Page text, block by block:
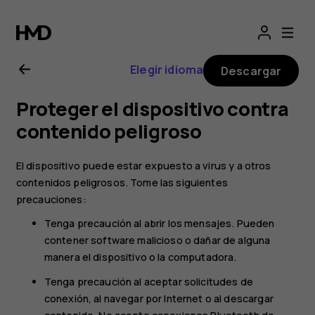
Manual
del
usuario
de
Nokia 2
Elegir idioma Descargar
Proteger el dispositivo contra
contenido peligroso
El dispositivo puede estar expuesto a virus y a otros
contenidos peligrosos. Tome las siguientes
precauciones:
Tenga precaución al abrir los mensajes. Pueden
contener software malicioso o dañar de alguna
manera el dispositivo o la computadora.
Tenga precaución al aceptar solicitudes de
conexión, al navegar por Internet o al descargar